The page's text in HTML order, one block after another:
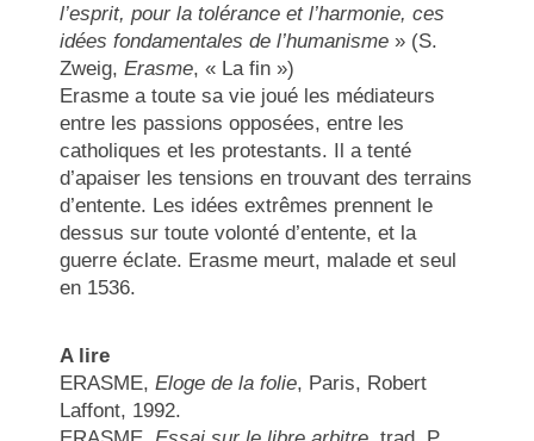
l’esprit, pour la tolérance et l’harmonie, ces
idées fondamentales de l’humanisme » (S.
Zweig,Erasme, « La fin »)
Erasme a toute sa vie joué les médiateurs
entre les passions opposées, entre les
catholiques et les protestants. Il a tenté
d’apaiser les tensions en trouvant des terrains
d’entente. Les idées extrêmes prennent le
dessus sur toute volonté d’entente, et la
guerre éclate. Erasme meurt, malade et seul
en 1536.
A lire
ERASME,Eloge de la folie, Paris, Robert
Laffont, 1992.